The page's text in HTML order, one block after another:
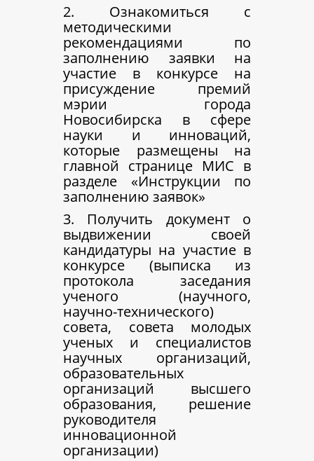
2. Ознакомиться с
методическими
рекомендациями по
заполнению заявки на
участие в конкурсе на
присуждение премий
мэрии города
Новосибирска в сфере
науки и инноваций,
которые размещены на
главной странице МИС в
разделе «Инструкции по
заполнению заявок»
3. Получить документ о
выдвижении своей
кандидатуры на участие в
конкурсе (выписка из
протокола заседания
ученого (научного,
научно-технического)
совета, совета молодых
ученых и специалистов
научных организаций,
образовательных
организаций высшего
образования, решение
руководителя
инновационной
организации)